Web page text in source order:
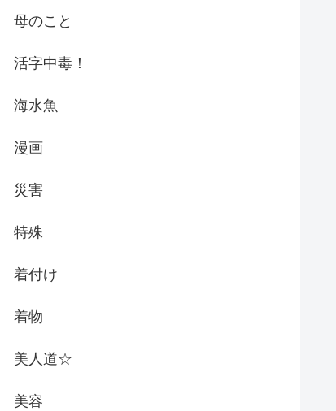
母のこと
活字中毒！
海水魚
漫画
災害
特殊
着付け
着物
美人道☆
美容